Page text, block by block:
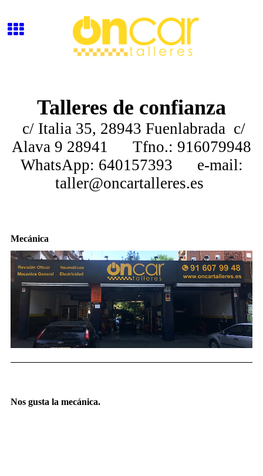
Talleres de confianza
c/ Italia 35, 28943 Fuenlabrada c/
Alava 9 28941 Tfno.: 916079948
WhatsApp: 640157393 e-mail:
taller@oncartalleres.es
Mecánica
Nos gusta la mecánica.